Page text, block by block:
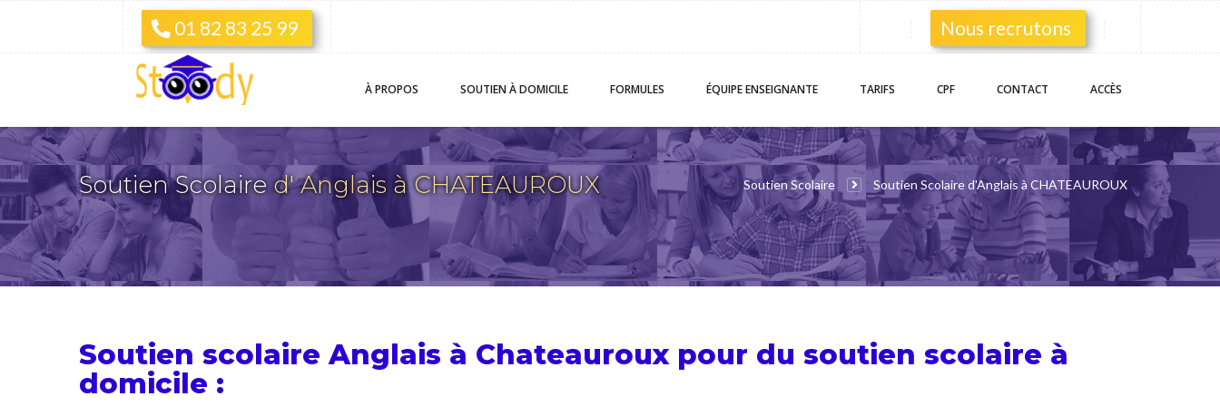
01 82 83 25 99 Nous recrutons
À PROPOS SOUTIENÀ DOMICILE FORMULES ÉQUIPEENSEIGNANTE TARIFS CPF CONTACT ACCÈS
Soutien Scolaired' Anglais à CHATEAUROUX Soutien Scolaire Soutien Scolaire d'Anglais à CHATEAUROUX
Soutien scolaire Anglais à Chateauroux pour du soutien scolaire à
domicile :